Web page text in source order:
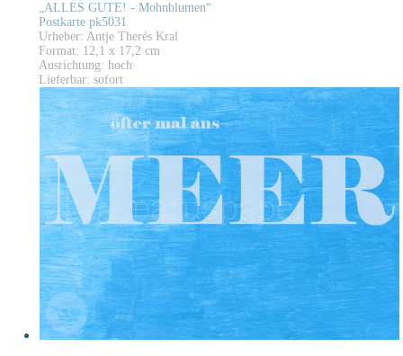
„ALLES GUTE! - Mohnblumen“
Postkarte pk5031
Urheber: Antje Therés Kral
Format: 12,1 x 17,2 cm
Ausrichtung: hoch
Lieferbar: sofort